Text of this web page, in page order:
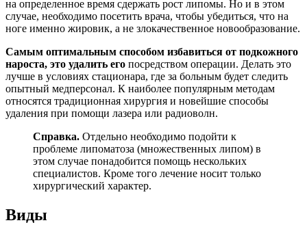
на определенное время сдержать рост липомы. Но и в этом
случае, необходимо посетить врача, чтобы убедиться, что на
ноге именно жировик, а не злокачественное новообразование.
Самым оптимальным способом избавиться от подкожного
нароста, это удалить его посредством операции. Делать это
лучше в условиях стационара, где за больным будет следить
опытный медперсонал. К наиболее популярным методам
относятся традиционная хирургия и новейшие способы
удаления при помощи лазера или радиоволн.
Справка. Отдельно необходимо подойти к
проблеме липоматоза (множественных липом) в
этом случае понадобится помощь нескольких
специалистов. Кроме того лечение носит только
хирургический характер.
Виды